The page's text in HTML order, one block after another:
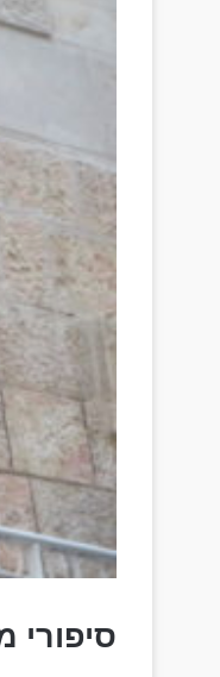
סיפורי